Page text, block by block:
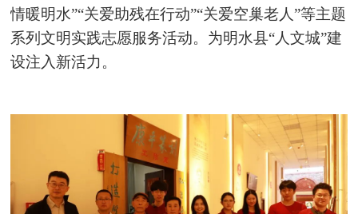
情暖明水”“关爱助残在行动”“关爱空巢老人”等主题
系列文明实践志愿服务活动。为明水县“人文城”建
设注入新活力。